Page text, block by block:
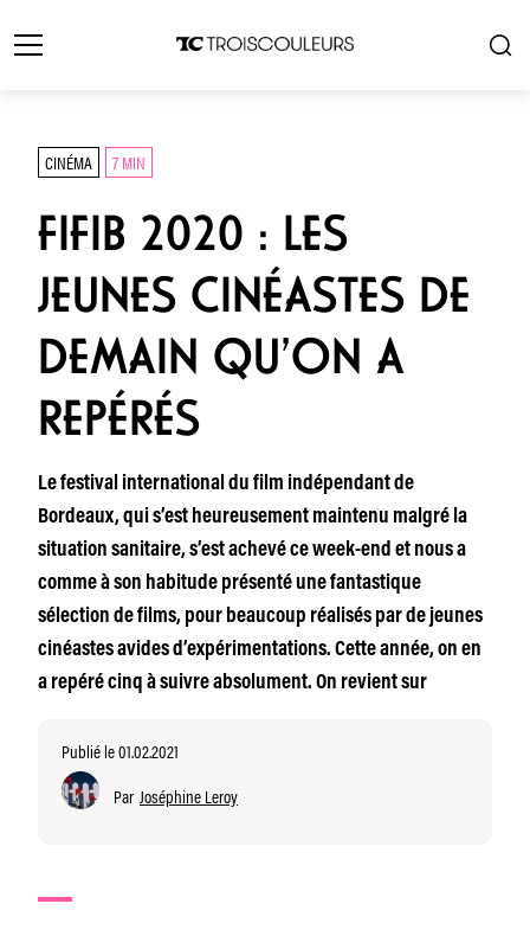
CINÉMA 7 MIN
FIFIB 2020 : LES
JEUNES CINÉASTES DE
DEMAIN QU’ON A
REPÉRÉS
Le festival international du film indépendant de
Bordeaux, qui s’est heureusement maintenu malgré la
situation sanitaire, s’est achevé ce week-end et nous a
comme à son habitude présenté une fantastique
sélection de films, pour beaucoup réalisés par de jeunes
cinéastes avides d’expérimentations. Cette année, on en
a repéré cinq à suivre absolument. On revient sur
Publié le 01.02.2021
Par Joséphine Leroy